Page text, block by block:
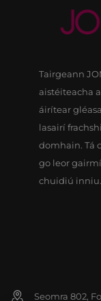
Tairgeann
aistéiteacha
áirítear
lasairí
domhain. Tá
go leor
chuidiú inniu.
Seomra 802,